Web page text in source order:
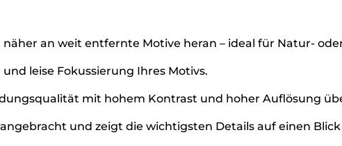
an weit entfernte Motive heran – ideal für Natur-
leise Fokussierung Ihres Motivs.
mit hohem Kontrast und hoher Auflösung
und zeigt die wichtigsten Details auf einen